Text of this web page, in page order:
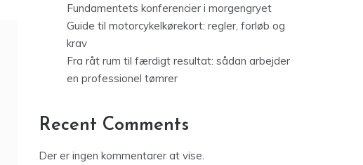
Fundamentets konferencier i morgengryet
Guide til motorcykelkørekort: regler, forløb og
krav
Fra råt rum til færdigt resultat: sådan arbejder
en professionel tømrer
Recent Comments
Der er ingen kommentarer at vise.